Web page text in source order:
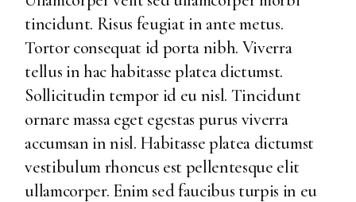
tincidunt. Risus feugiat in ante metus.
Tortor consequat id porta nibh. Viverra
tellus in hac habitasse platea dictumst.
Sollicitudin tempor id eu nisl. Tincidunt
ornare massa eget egestas purus viverra
accumsan in nisl. Habitasse platea dictumst
vestibulum rhoncus est pellentesque elit
ullamcorper. Enim sed faucibus turpis in eu